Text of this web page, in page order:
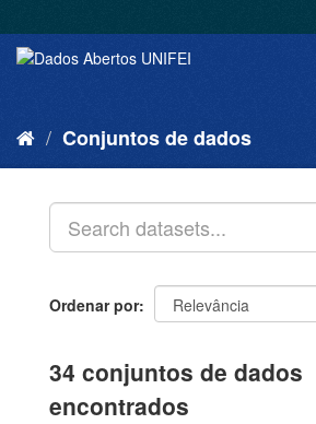
Conjuntos de dados
Ordenar por
34 conjuntos de dados
encontrados